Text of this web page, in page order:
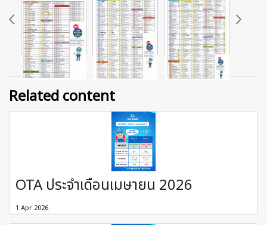
Related content
OTA ประจำเดือนเมษายน 2026
1 Apr 2026